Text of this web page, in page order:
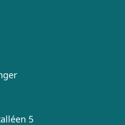
5